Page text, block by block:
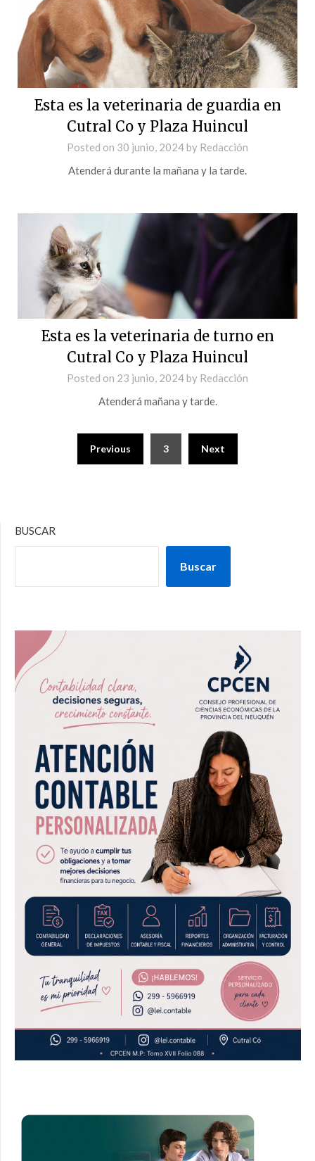
Esta es la veterinaria de guardia en
Cutral Co y Plaza Huincul
Posted on 30 junio, 2024by Redacción
Atenderá durante la mañana y la tarde.
Esta es la veterinaria de turno en
Cutral Co y Plaza Huincul
Posted on 23 junio, 2024by Redacción
Atenderá mañana y tarde.
Previous 3 Next
BUSCAR
Buscar